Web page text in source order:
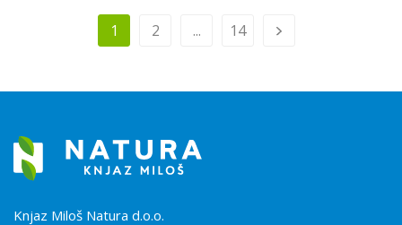
1 2 ... 14
Knjaz Miloš Natura d.o.o.